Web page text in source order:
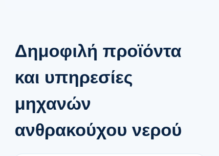
Δημοφιλή προϊόντα
και υπηρεσίες
μηχανών
ανθρακούχου νερού